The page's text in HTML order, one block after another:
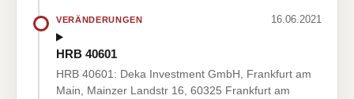
VERÄNDERUNGEN 16.06.2021
HRB 40601
HRB 40601: Deka Investment GmbH, Frankfurt am
Main, Mainzer Landstr 16, 60325 Frankfurt am